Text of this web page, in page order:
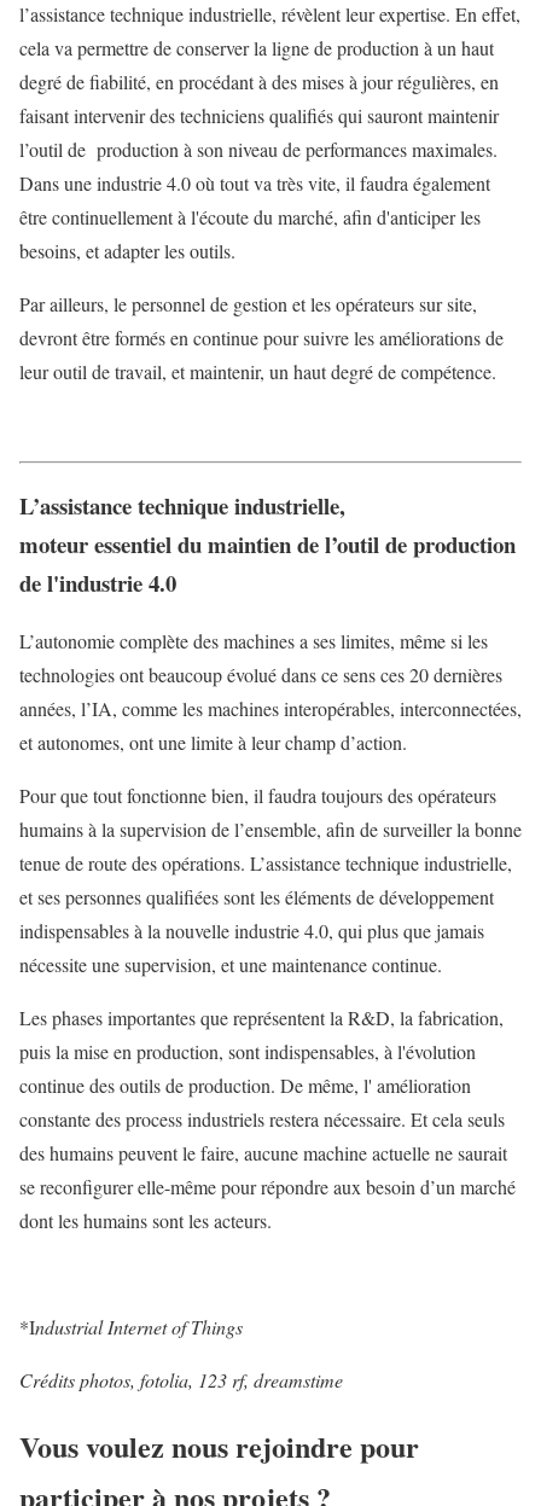
l’assistance technique industrielle, révèlent leur expertise. En effet,
cela va permettre de conserver la ligne de production à un haut
degré de fiabilité, en procédant à des mises à jour régulières, en
faisant intervenir des techniciens qualifiés qui sauront maintenir
l’outil de production à son niveau de performances maximales.
Dans une industrie 4.0 où tout va très vite, il faudra également
être continuellement à l'écoute du marché, afin d'anticiper les
besoins, et adapter les outils.
Par ailleurs, le personnel de gestion et les opérateurs sur site,
devront être formés en continue pour suivre les améliorations de
leur outil de travail, et maintenir, un haut degré de compétence.
L’assistance technique industrielle,
moteur essentiel du maintien de l’outil de production
de l'industrie 4.0
L’autonomie complète des machines a ses limites, même si les
technologies ont beaucoup évolué dans ce sens ces 20 dernières
années, l’IA, comme les machines interopérables, interconnectées,
et autonomes, ont une limite à leur champ d’action.
Pour que tout fonctionne bien, il faudra toujours des opérateurs
humains à la supervision de l’ensemble, afin de surveiller la bonne
tenue de route des opérations. L’assistance technique industrielle,
et ses personnes qualifiées sont les éléments de développement
indispensables à la nouvelle industrie 4.0, qui plus que jamais
nécessite une supervision, et une maintenance continue.
Les phases importantes que représentent la R&D, la fabrication,
puis la mise en production, sont indispensables, à l'évolution
continue des outils de production. De même, l' amélioration
constante des process industriels restera nécessaire. Et cela seuls
des humains peuvent le faire, aucune machine actuelle ne saurait
se reconfigurer elle-même pour répondre aux besoin d’un marché
dont les humains sont les acteurs.
*Industrial Internet of Things
Crédits photos, fotolia, 123 rf, dreamstime
Vous voulez nous rejoindre pour
participer à nos projets ?